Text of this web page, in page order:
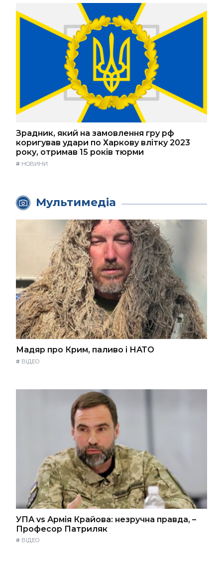
Зрадник, який на замовлення гру рф
коригував удари по Харкову влітку 2023
року, отримав 15 років тюрми
# НОВИНИ
Мультимедіа
Мадяр про Крим, паливо і НАТО
# ВІДЕО
УПА vs Армія Крайова: незручна правда, –
Професор Патриляк
# ВІДЕО